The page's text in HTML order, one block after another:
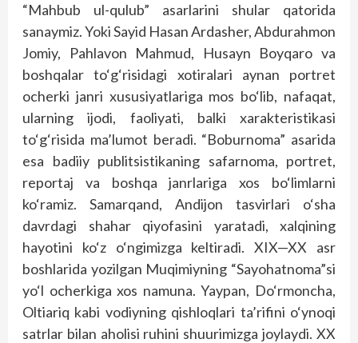
“Mahbub ul-qulub” asarlarini shular qatorida
sanaymiz. Yoki Sayid Hasan Ardasher, Abdurahmon
Jomiy, Pahlavon Mahmud, Husayn Boyqaro va
boshqalar to‘g‘risidagi xotiralari aynan portret
ocherki janri xususiyatlariga mos bo‘lib, nafaqat,
ularning ijodi, faoliyati, balki xarakteristikasi
to‘g‘risida ma’lumot beradi. “Boburnoma” asarida
esa badiiy publitsistikaning safarnoma, portret,
reportaj va boshqa janrlariga xos bo‘limlarni
ko‘ramiz. Samarqand, Andijon tasvirlari o‘sha
davrdagi shahar qiyofasini yaratadi, xalqining
hayotini ko‘z o‘ngimizga keltiradi. XIX—XX asr
boshlarida yozilgan Muqimiyning “Sayohatnoma”si
yo‘l ocherkiga xos namuna. Yaypan, Do‘rmoncha,
Oltiariq kabi vodiyning qishloqlari ta’rifini o‘ynoqi
satrlar bilan aholisi ruhini shuurimizga joylaydi. XX